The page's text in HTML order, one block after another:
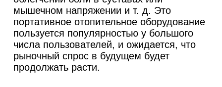
мышечном напряжении и т. д. Это
портативное отопительное оборудование
пользуется популярностью у большого
числа пользователей, и ожидается, что
рыночный спрос в будущем будет
продолжать расти.